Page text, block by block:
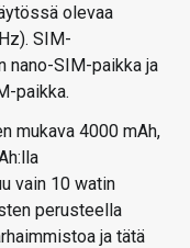
olevaa
SIM-
nano-SIM-paikka ja
paikka.
mukava 4000 mAh,
vain 10 watin
perusteella
ja tätä